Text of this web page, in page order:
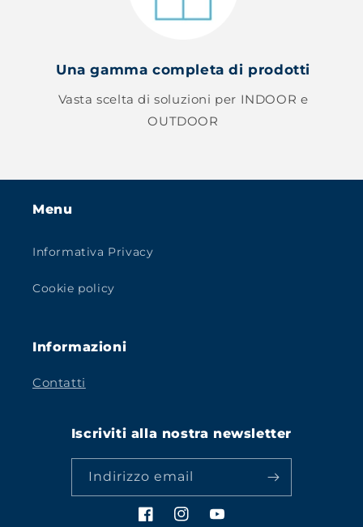
Una gamma completa di prodotti
Vasta scelta di soluzioni per INDOOR e
OUTDOOR
Menu
Informativa Privacy
Cookie policy
Informazioni
Contatti
Iscriviti alla nostra newsletter
Indirizzo email
FacebookInstagramYouTube